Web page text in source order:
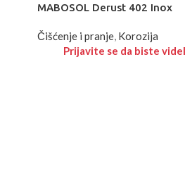
MABOSOL Derust 402 Inox
Čišćenje i pranje, Korozija
Prijavite se da biste